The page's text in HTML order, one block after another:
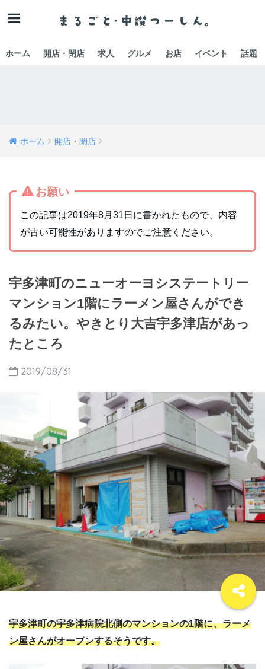
ホーム 開店・閉店 求人 グルメ お店 イベント 話題
ホーム 開店・閉店
お願い
この記事は2019年8月31日に書かれたもので、内容
が古い可能性がありますのでご注意ください。
宇多津町のニューオーヨシステートリー
マンション1階にラーメン屋さんができ
るみたい。やきとり大吉宇多津店があっ
たところ
2019/08/31
宇多津町の宇多津病院北側のマンションの1階に、ラーメ
ン屋さんがオープンするそうです。